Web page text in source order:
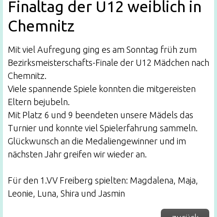
Finaltag der U12 weiblich in
Chemnitz
Mit viel Aufregung ging es am Sonntag früh zum
Bezirksmeisterschafts-Finale der U12 Mädchen nach
Chemnitz.
Viele spannende Spiele konnten die mitgereisten
Eltern bejubeln.
Mit Platz 6 und 9 beendeten unsere Mädels das
Turnier und konnte viel Spielerfahrung sammeln.
Glückwunsch an die Medaliengewinner und im
nächsten Jahr greifen wir wieder an.
Für den 1.VV Freiberg spielten: Magdalena, Maja,
Leonie, Luna, Shira und Jasmin